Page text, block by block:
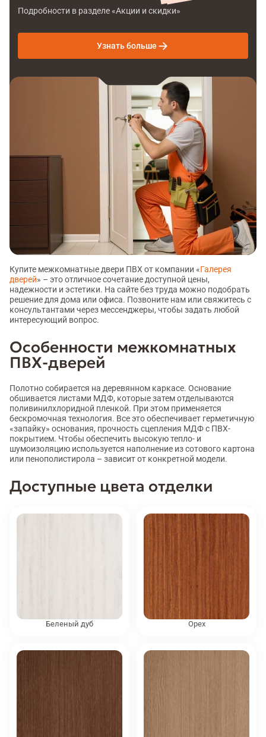
Подробности в разделе «Акции и скидки»
Узнать больше
Купите межкомнатные двери ПВХ от компании «Галерея
дверей» – это отличное сочетание доступной цены,
надежности и эстетики. На сайте без труда можно подобрать
решение для дома или офиса. Позвоните нам или свяжитесь с
консультантами через мессенджеры, чтобы задать любой
интересующий вопрос.
Особенности межкомнатных
ПВХ-дверей
Полотно собирается на деревянном каркасе. Основание
обшивается листами МДФ, которые затем отделываются
поливинилхлоридной пленкой. При этом применяется
бескромочная технология. Все это обеспечивает герметичную
«запайку» основания, прочность сцепления МДФ с ПВХ-
покрытием. Чтобы обеспечить высокую тепло- и
шумоизоляцию используется наполнение из сотового картона
или пенополистирола – зависит от конкретной модели.
Доступные цвета отделки
Беленый дуб Орех